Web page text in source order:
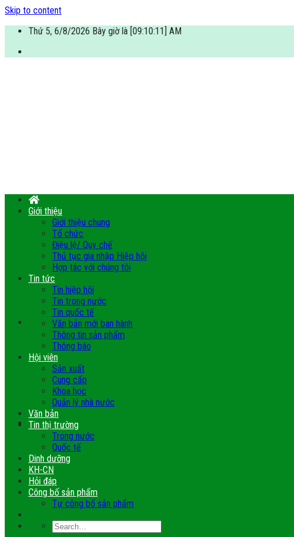
Skip to content
Thứ 5, 6/8/2026 Bây giờ là [09:10:12] AM
Giới thiệu
Giới thiệu chung
Tổ chức
Điệu lệ/ Quy chế
Thủ tục gia nhập Hiệp hội
Hợp tác với chúng tôi
Tin tức
Tin hiệp hội
Tin trong nước
Tin quốc tế
Văn bản mới ban hành
Thông tin sản phẩm
Thông báo
Hội viên
Sản xuất
Cung cấp
Khoa học
Quản lý nhà nước
Văn bản
Tin thị trường
Trong nước
Quốc tế
Dinh dưỡng
KH-CN
Hỏi đáp
Công bố sản phẩm
Tự công bố sản phẩm